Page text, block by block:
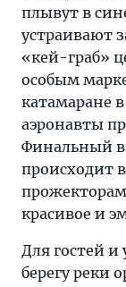
плывут в
устраивают
«кей-граб»
особым
катамаране
аэронавты
Финальный
происходит
красивое и
Для гостей и
берегу реки